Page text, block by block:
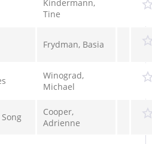
Kindermann,
Tine
Frydman, Basia
Winograd,
Michael
Cooper,
Adrienne